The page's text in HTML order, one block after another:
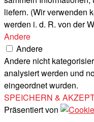
liefern. (Wir verwenden
werden i. d. R. von der
Andere
Andere
Andere nicht
analysiert werden und
eingeordnet wurden.
SPEICHERN &
Präsentiert von